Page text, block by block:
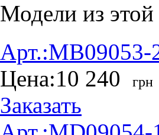
Модели из этой
Арт.:MB09053-
Цена:10 240 грн
Заказать